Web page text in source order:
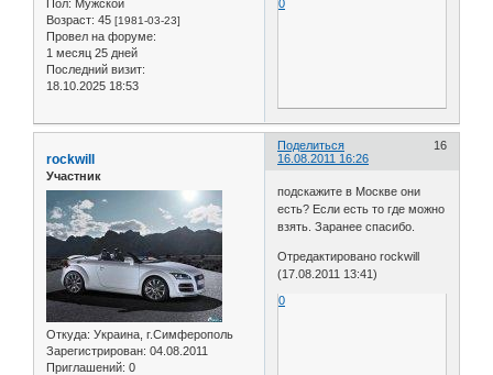
Пол: Мужской
Возраст: 45 [1981-03-23]
Провел на форуме:
1 месяц 25 дней
Последний визит:
18.10.2025 18:53
0
Поделиться
16
16.08.2011 16:26
rockwill
Участник
Откуда: Украина, г.Симферополь
Зарегистрирован: 04.08.2011
Приглашений: 0
подскажите в Москве они
есть? Если есть то где можно
взять. Заранее спасибо.
Отредактировано rockwill
(17.08.2011 13:41)
0